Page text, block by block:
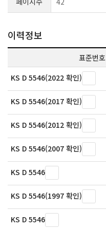
이력정보
표준번호
KS D 5546(2022 확인)
KS D 5546(2017 확인)
KS D 5546(2012 확인)
KS D 5546(2007 확인)
KS D 5546
KS D 5546(1997 확인)
KS D 5546